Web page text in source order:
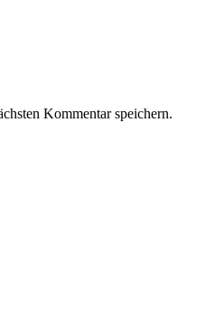
Kommentar speichern.